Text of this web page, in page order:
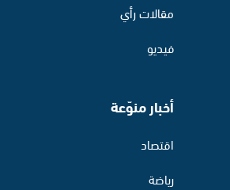
مقالات رأي
فيديو
أخبار منوّعة
اقتصاد
رياضة